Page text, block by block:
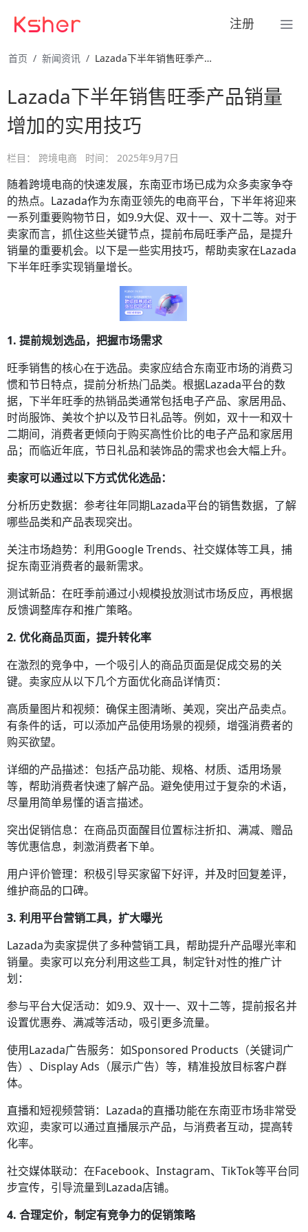
注册
首页 新闻资讯 Lazada下半年销售旺季产品销量增加的实用技巧
Lazada下半年销售旺季产品销量
增加的实用技巧
栏目： 跨境电商 时间： 2025年9月7日
随着跨境电商的快速发展，东南亚市场已成为众多卖家争夺
的热点。Lazada作为东南亚领先的电商平台，下半年将迎来
一系列重要购物节日，如9.9大促、双十一、双十二等。对于
卖家而言，抓住这些关键节点，提前布局旺季产品，是提升
销量的重要机会。以下是一些实用技巧，帮助卖家在Lazada
下半年旺季实现销量增长。
1. 提前规划选品，把握市场需求
旺季销售的核心在于选品。卖家应结合东南亚市场的消费习
惯和节日特点，提前分析热门品类。根据Lazada平台的数
据，下半年旺季的热销品类通常包括电子产品、家居用品、
时尚服饰、美妆个护以及节日礼品等。例如，双十一和双十
二期间，消费者更倾向于购买高性价比的电子产品和家居用
品；而临近年底，节日礼品和装饰品的需求也会大幅上升。
卖家可以通过以下方式优化选品：
分析历史数据：参考往年同期Lazada平台的销售数据，了解
哪些品类和产品表现突出。
关注市场趋势：利用Google Trends、社交媒体等工具，捕
捉东南亚消费者的最新需求。
测试新品：在旺季前通过小规模投放测试市场反应，再根据
反馈调整库存和推广策略。
2. 优化商品页面，提升转化率
在激烈的竞争中，一个吸引人的商品页面是促成交易的关
键。卖家应从以下几个方面优化商品详情页：
高质量图片和视频：确保主图清晰、美观，突出产品卖点。
有条件的话，可以添加产品使用场景的视频，增强消费者的
购买欲望。
详细的产品描述：包括产品功能、规格、材质、适用场景
等，帮助消费者快速了解产品。避免使用过于复杂的术语，
尽量用简单易懂的语言描述。
突出促销信息：在商品页面醒目位置标注折扣、满减、赠品
等优惠信息，刺激消费者下单。
用户评价管理：积极引导买家留下好评，并及时回复差评，
维护商品的口碑。
3. 利用平台营销工具，扩大曝光
Lazada为卖家提供了多种营销工具，帮助提升产品曝光率和
销量。卖家可以充分利用这些工具，制定针对性的推广计
划：
参与平台大促活动：如9.9、双十一、双十二等，提前报名并
设置优惠券、满减等活动，吸引更多流量。
使用Lazada广告服务：如Sponsored Products（关键词广
告）、Display Ads（展示广告）等，精准投放目标客户群
体。
直播和短视频营销：Lazada的直播功能在东南亚市场非常受
欢迎，卖家可以通过直播展示产品，与消费者互动，提高转
化率。
社交媒体联动：在Facebook、Instagram、TikTok等平台同
步宣传，引导流量到Lazada店铺。
4. 合理定价，制定有竞争力的促销策略